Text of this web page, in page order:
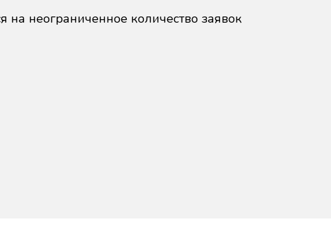
на неограниченное количество заявок